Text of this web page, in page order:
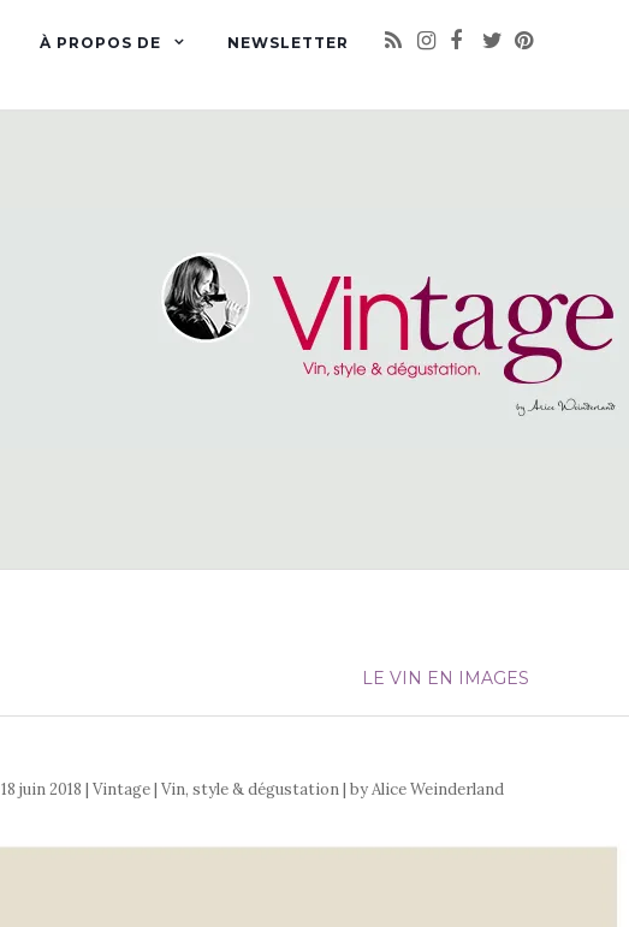
À PROPOS DE NEWSLETTER
LE VIN EN IMAGES
18 juin 2018 | Vintage | Vin, style & dégustation | by Alice Weinderland